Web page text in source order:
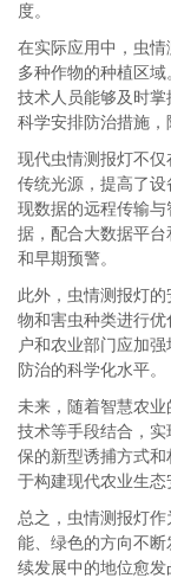
度。
在实际应用中，虫
多种作物的种植区
技术人员能够及时
科学安排防治措施，
现代虫情测报灯不
传统光源，提高了
现数据的远程传输
据，配合大数据平
和早期预警。
此外，虫情测报灯
物和害虫种类进行
户和农业部门应加
防治的科学化水平。
未来，随着智慧农
技术等手段结合，
保的新型诱捕方式
于构建现代农业生态
总之，虫情测报灯
能、绿色的方向不
续发展中的地位愈